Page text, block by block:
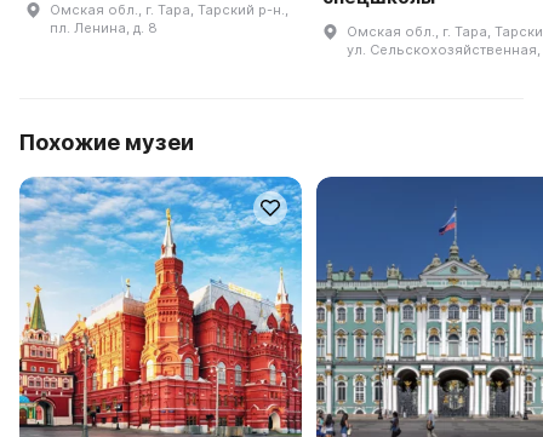
Омская обл., г. Тара, Тарский р-н.,
пл. Ленина, д. 8
Омская обл., г. Тара,
ул. Сельскохозяйственная,
Похожие музеи